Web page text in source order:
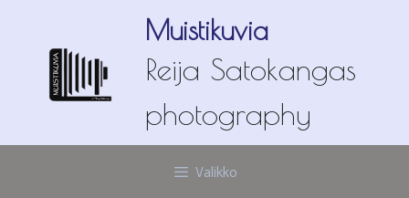
Muistikuvia
Reija Satokangas
photography
Valikko